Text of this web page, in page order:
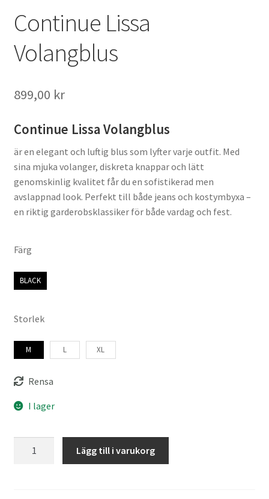
Continue Lissa
Volangblus
899,00 kr
Continue Lissa Volangblus
är en elegant och luftig blus som lyfter varje outfit. Med
sina mjuka volanger, diskreta knappar och lätt
genomskinlig kvalitet får du en sofistikerad men
avslappnad look. Perfekt till både jeans och kostymbyxa –
en riktig garderobsklassiker för både vardag och fest.
Färg
BLACK
Storlek
M L XL
Rensa
I lager
Lägg till i varukorg